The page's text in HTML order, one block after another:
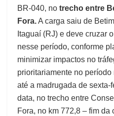
BR-040, no trecho entre
Fora.A carga saiu de
Itaguaí (RJ) e deve cruzar
nesse período, conforme
minimizar impactos no
prioritariamente no período
até a madrugada de sexta-
data, no trecho entre
Fora, no km 772,8 – fim da